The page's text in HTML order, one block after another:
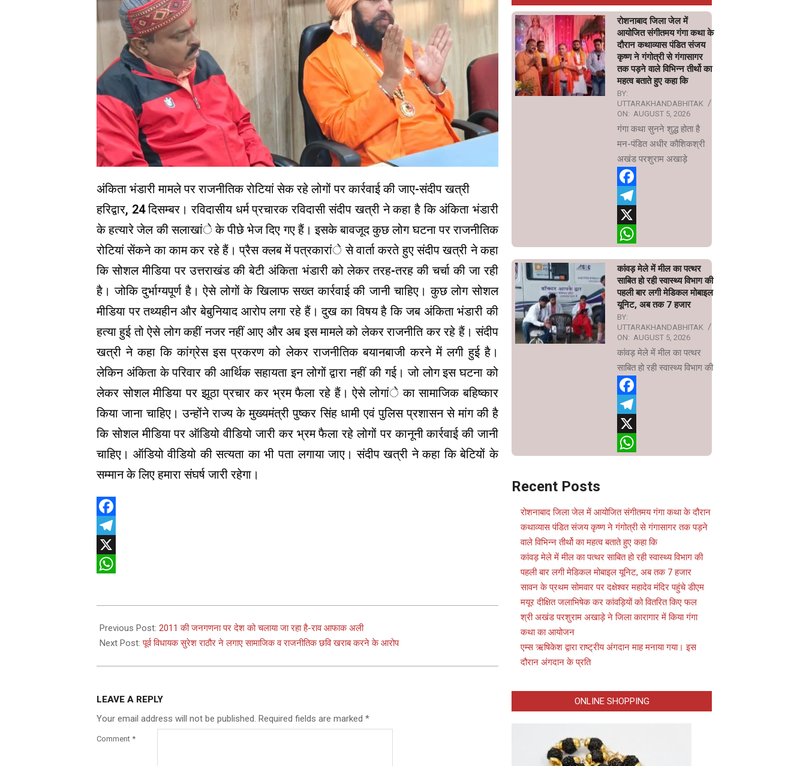
अंकिता भंडारी मामले पर राजनीतिक रोटियां सेक रहे लोगों पर कार्रवाई की जाए-संदीप खत्री
हरिद्वार, 24 दिसम्बर। रविदासीय धर्म प्रचारक रविदासी संदीप खत्री ने कहा है कि अंकिता भंडारी
के हत्यारे जेल की सलाखांे के पीछे भेज दिए गए हैं। इसके बावजूद कुछ लोग घटना पर राजनीतिक
रोटियां सेंकने का काम कर रहे हैं। प्रैस क्लब में पत्रकारांे से वार्ता करते हुए संदीप खत्री ने कहा
कि सोशल मीडिया पर उत्तराखंड की बेटी अंकिता भंडारी को लेकर तरह-तरह की चर्चा की जा रही
है। जोकि दुर्भाग्यपूर्ण है। ऐसे लोगों के खिलाफ सख्त कार्रवाई की जानी चाहिए। कुछ लोग सोशल
मीडिया पर तथ्यहीन और बेबुनियाद आरोप लगा रहे हैं। दुख का विषय है कि जब अंकिता भंडारी की
हत्या हुई तो ऐसे लोग कहीं नजर नहीं आए और अब इस मामले को लेकर राजनीति कर रहे हैं। संदीप
खत्री ने कहा कि कांग्रेस इस प्रकरण को लेकर राजनीतिक बयानबाजी करने में लगी हुई है।
लेकिन अंकिता के परिवार की आर्थिक सहायता इन लोगों द्वारा नहीं की गई। जो लोग इस घटना को
लेकर सोशल मीडिया पर झूठा प्रचार कर भ्रम फैला रहे हैं। ऐसे लोगांे का सामाजिक बहिष्कार
किया जाना चाहिए। उन्होंने राज्य के मुख्यमंत्री पुष्कर सिंह धामी एवं पुलिस प्रशासन से मांग की है
कि सोशल मीडिया पर ऑडियो वीडियो जारी कर भ्रम फैला रहे लोगों पर कानूनी कार्रवाई की जानी
चाहिए। ऑडियो वीडियो की सत्यता का भी पता लगाया जाए। संदीप खत्री ने कहा कि बेटियों के
सम्मान के लिए हमारा संघर्ष जारी रहेगा।
Facebook
Telegram
X
12-
24
Previous Post: 2011 की जनगणना पर देश को चलाया जा रहा है-राव आफाक अली
Next Post:पूर्व विधायक सुरेश राठौर ने लगाए सामाजिक व राजनीतिक छवि खराब करने के आरोप
LEAVE A REPLY
Your email address will not be published. Required fields are marked *
Comment *
रोशनाबाद जिला जेल में
आयोजित संगीतमय गंगा कथा के
दौरान कथाव्यास पंडित संजय
कृष्ण ने गंगोत्री से गंगासागर
तक पड़ने वाले विभिन्न तीर्थो का
महत्व बताते हुए कहा कि
BY:
UTTARAKHANDABHITAK
ON: AUGUST 5, 2026
गंगा कथा सुनने शुद्ध होता है
मन-पंडित अधीर कौशिकश्री
अखंड परशुराम अखाड़े
Facebook
Telegram
X
कांवड़ मेले में मील का पत्थर
साबित हो रही स्वास्थ्य विभाग की
पहली बार लगी मेडिकल मोबाइल
यूनिट, अब तक 7 हजार
BY:
UTTARAKHANDABHITAK
ON: AUGUST 5, 2026
कांवड़ मेले में मील का पत्थर
साबित हो रही स्वास्थ्य विभाग की
Facebook
Telegram
X
Recent Posts
रोशनाबाद जिला जेल में आयोजित संगीतमय गंगा कथा के दौरान
कथाव्यास पंडित संजय कृष्ण ने गंगोत्री से गंगासागर तक पड़ने
वाले विभिन्न तीर्थो का महत्व बताते हुए कहा कि
कांवड़ मेले में मील का पत्थर साबित हो रही स्वास्थ्य विभाग की
पहली बार लगी मेडिकल मोबाइल यूनिट, अब तक 7 हजार
सावन के प्रथम सोमवार पर दक्षेश्वर महादेव मंदिर पहुंचे डीएम
मयूर दीक्षित जलाभिषेक कर कांवड़ियों को वितरित किए फल
श्री अखंड परशुराम अखाड़े ने जिला कारागार में किया गंगा
कथा का आयोजन
एम्स ऋषिकेश द्वारा राष्ट्रीय अंगदान माह मनाया गया। इस
दौरान अंगदान के प्रति
ONLINE SHOPPING